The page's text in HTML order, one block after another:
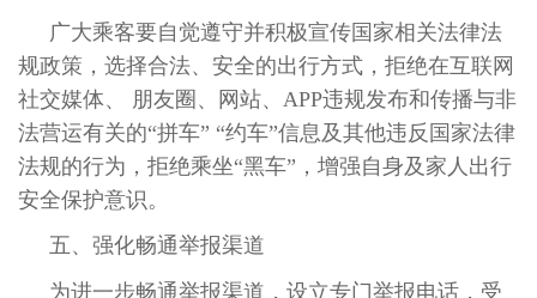
广大乘客要自觉遵守并积极宣传国家相关法律法
规政策，选择合法、安全的出行方式，拒绝在互联网
社交媒体、 朋友圈、网站、APP违规发布和传播与非
法营运有关的“拼车” “约车”信息及其他违反国家法律
法规的行为，拒绝乘坐“黑车”，增强自身及家人出行
安全保护意识。
五、强化畅通举报渠道
为进一步畅通举报渠道，设立专门举报电话，受